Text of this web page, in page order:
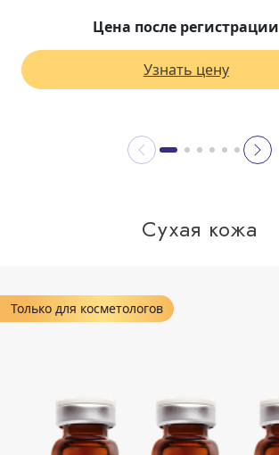
Цена после регистрации
Узнать цену
Сухая кожа
Только для косметологов